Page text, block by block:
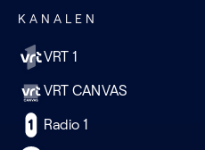
KANALEN
VRT 1
VRT CANVAS
Radio 1